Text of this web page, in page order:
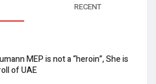
RECENT
MEP is not a “heroin”, She is
of UAE